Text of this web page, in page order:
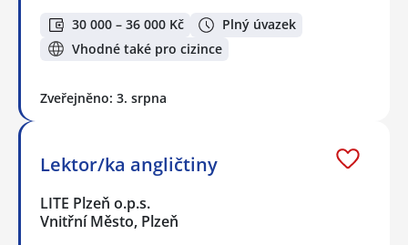
30 000 – 36 000 Kč
Plný úvazek
Vhodné také pro cizince
Zveřejněno: 3. srpna
Lektor/ka angličtiny
LITE Plzeň o.p.s.
Vnitřní Město, Plzeň